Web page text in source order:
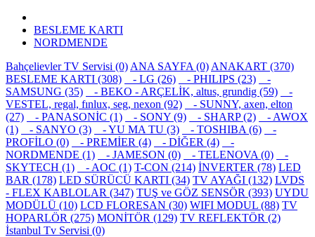
BESLEME KARTI
NORDMENDE
Bahçelievler TV Servisi (0) ANA SAYFA (0) ANAKART (370)
BESLEME KARTI (308)
- LG (26) - PHILIPS (23)
-
SAMSUNG (35)
- BEKO - ARÇELİK, altus, grundig (59)
-
VESTEL, regal, fınlux, seg, nexon (92)
- SUNNY, axen, elton
(27)
- PANASONİC (1) - SONY (9) - SHARP (2)
- AWOX
(1)
- SANYO (3) - YU MA TU (3) - TOSHIBA (6)
-
PROFİLO (0)
- PREMİER (4) - DİĞER (4)
-
NORDMENDE (1)
- JAMESON (0) - TELENOVA (0)
-
SKYTECH (1)
- AOC (1) T-CON (214) İNVERTER (78) LED
BAR (178) LED SÜRÜCÜ KARTI (34) TV AYAĞI (132) LVDS
- FLEX KABLOLAR (347) TUŞ ve GÖZ SENSÖR (393) UYDU
MODÜLÜ (10) LCD FLORESAN (30) WIFI MODUL (88) TV
HOPARLÖR (275) MONİTÖR (129) TV REFLEKTÖR (2)
İstanbul Tv Servisi (0)